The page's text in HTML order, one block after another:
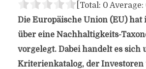
[Total: 0 Average:
Die Europäische Union (EU)
über eine Nachhaltigkeits-
vorgelegt. Dabei handelt es sich
Kriterienkatalog, der Investoren